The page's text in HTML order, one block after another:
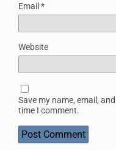
Email *
Website
Save my name, email,
time I comment.